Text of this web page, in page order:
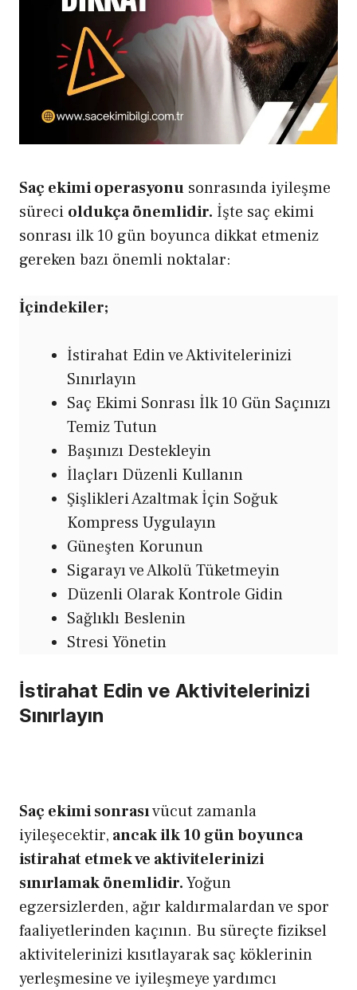
Saç ekimi operasyonu sonrasında iyileşme
süreci oldukça önemlidir. İşte saç ekimi
sonrası ilk 10 gün boyunca dikkat etmeniz
gereken bazı önemli noktalar:
İçindekiler;
İstirahat Edin ve Aktivitelerinizi
Sınırlayın
Saç Ekimi Sonrası İlk 10 Gün Saçınızı
Temiz Tutun
Başınızı Destekleyin
İlaçları Düzenli Kullanın
Şişlikleri Azaltmak İçin Soğuk
Kompress Uygulayın
Güneşten Korunun
Sigarayı ve Alkolü Tüketmeyin
Düzenli Olarak Kontrole Gidin
Sağlıklı Beslenin
Stresi Yönetin
İstirahat Edin ve Aktivitelerinizi
Sınırlayın
Saç ekimi sonrasıvücut zamanla
iyileşecektir, ancak ilk 10 gün boyunca
istirahat etmek ve aktivitelerinizi
sınırlamak önemlidir.Yoğun
egzersizlerden, ağır kaldırmalardan ve spor
faaliyetlerinden kaçının. Bu süreçte fiziksel
aktivitelerinizi kısıtlayarak saç köklerinin
yerleşmesine ve iyileşmeye yardımcı